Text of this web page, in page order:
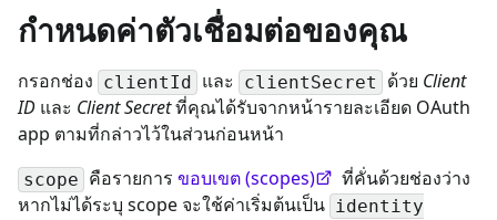
กำหนดค่าตัวเชื่อมต่อของคุณ
กรอกช่อง clientId และ clientSecret ด้วย Client
ID และ Client Secretที่คุณได้รับจากหน้ารายละเอียด OAuth
app ตามที่กล่าวไว้ในส่วนก่อนหน้า
scope คือรายการ ขอบเขต (scopes)
ที่คั่นด้วยช่องว่าง
หากไม่ได้ระบุ scope จะใช้ค่าเริ่มต้นเป็น identity